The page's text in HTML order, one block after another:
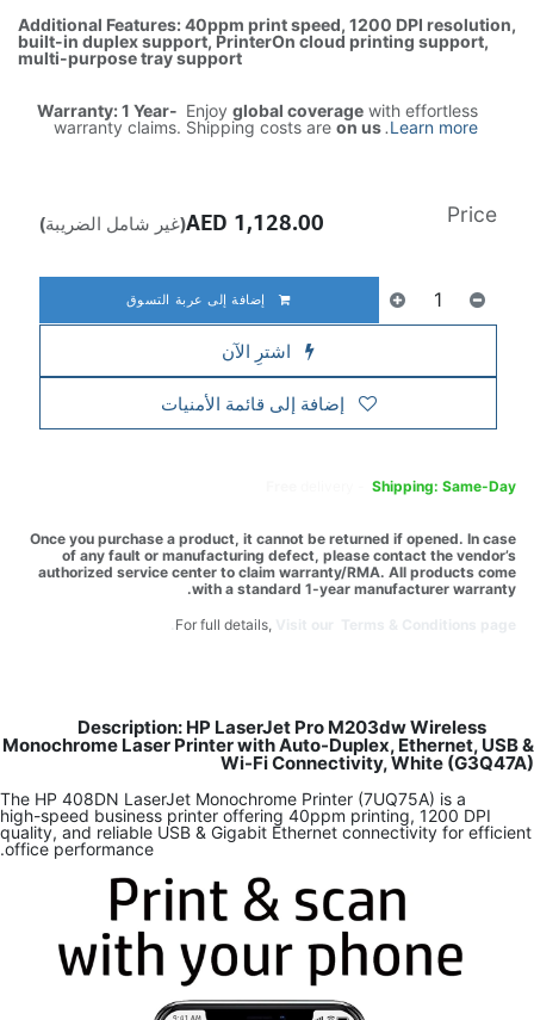
Additional Features: 40ppm print speed, 1200 DPI resolution,
built-in duplex support, PrinterOn cloud printing support,
multi-purpose tray support
Warranty: 1 Year- Enjoy global coverage with effortless
warranty claims. Shipping costs are on us.Learn more
إضافة إلى عربة التسوق
اشترِ الآن
إضافة إلى قائمة الأمنيات
Price
1,128.00 (غير شامل الضريبة)
Shipping: Same-Day
Once you purchase a product, it cannot be returned if opened. In case
of any fault or manufacturing defect, please contact the vendor’s
authorized service center to claim warranty/RMA. All products come
with a standard 1-year manufacturer warranty.
For full details,
Description: HP LaserJet Pro M203dw Wireless
Monochrome Laser Printer with Auto-Duplex, Ethernet, USB &
Wi-Fi Connectivity, White (G3Q47A)
The HP 408DN LaserJet Monochrome Printer (7UQ75A) is a
high-speed business printer offering 40ppm printing, 1200 DPI
quality, and reliable USB & Gigabit Ethernet connectivity for efficient
office performance.